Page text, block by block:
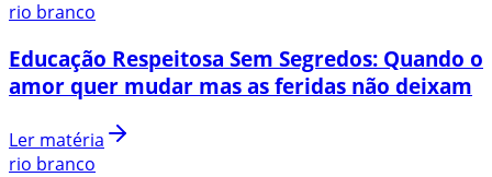
rio branco
Educação Respeitosa Sem Segredos: Quando o
amor quer mudar mas as feridas não deixam
Ler matéria
rio branco